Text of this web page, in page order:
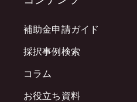
補助金申請ガイド
採択事例検索
コラム
お役立ち資料